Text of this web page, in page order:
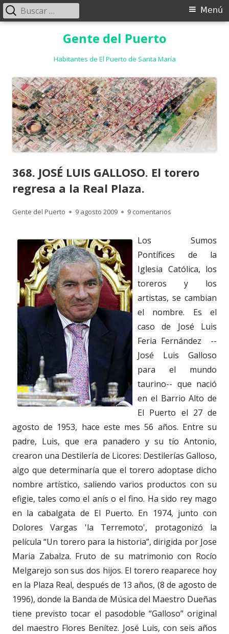
Gente del Puerto
Habitantes de El Puerto de Santa María
Menú
Menú
Buscar:
368. JOSÉ LUIS GALLOSO. El torero
regresa a la Real Plaza.
Autor
Gente del Puerto
Publicado
9 agosto 2009 9 comentarios
Los Sumos
Pontífices de la
Iglesia Católica, los
toreros y los
artistas, se cambian
el nombre. Es el
caso de José Luis
Feria Fernández --
José Luis Galloso
para el mundo
taurino-- que nació
en el Barrio Alto de
El Puerto el 27 de
agosto de 1953, hace este mes 56 años. Entre su
padre, Luis, que era panadero y su tío Antonio,
crearon una Destilería de Licores: Destilerías Galloso,
algo que determinaría que el torero adoptase dicho
nombre artístico, saliendo varios productos con su
efigie, tales como el anís o el fino. Ha sido rey mago
en la cabalgata de El Puerto. En 1974, junto con
Dolores Vargas 'la Terremoto', protagonizó la
película “Un torero para la historia”, dirigida por Jose
Maria Zabalza. Fruto de su matrimonio con Rocío
Melgarejo son sus dos hijos. El torero reaparece hoy
en la Plaza Real, después de 13 años, (8 de agosto de
1996), donde la Banda de Música del Maestro Dueñas
tiene previsto tocar el pasodoble “Galloso” original
del maestro Flores Benítez. José Luis, con seis años